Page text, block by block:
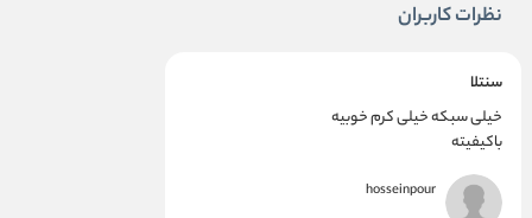
نظرات کاربران
سنتلا
خیلی سبکه خیلی کرم خوبیه
باکیفیته
hosseinpour